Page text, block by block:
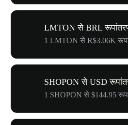
LMTON से BRL
1 LMTON से R$3.06K
SHOPON से USD
1 SHOPON से $144.95